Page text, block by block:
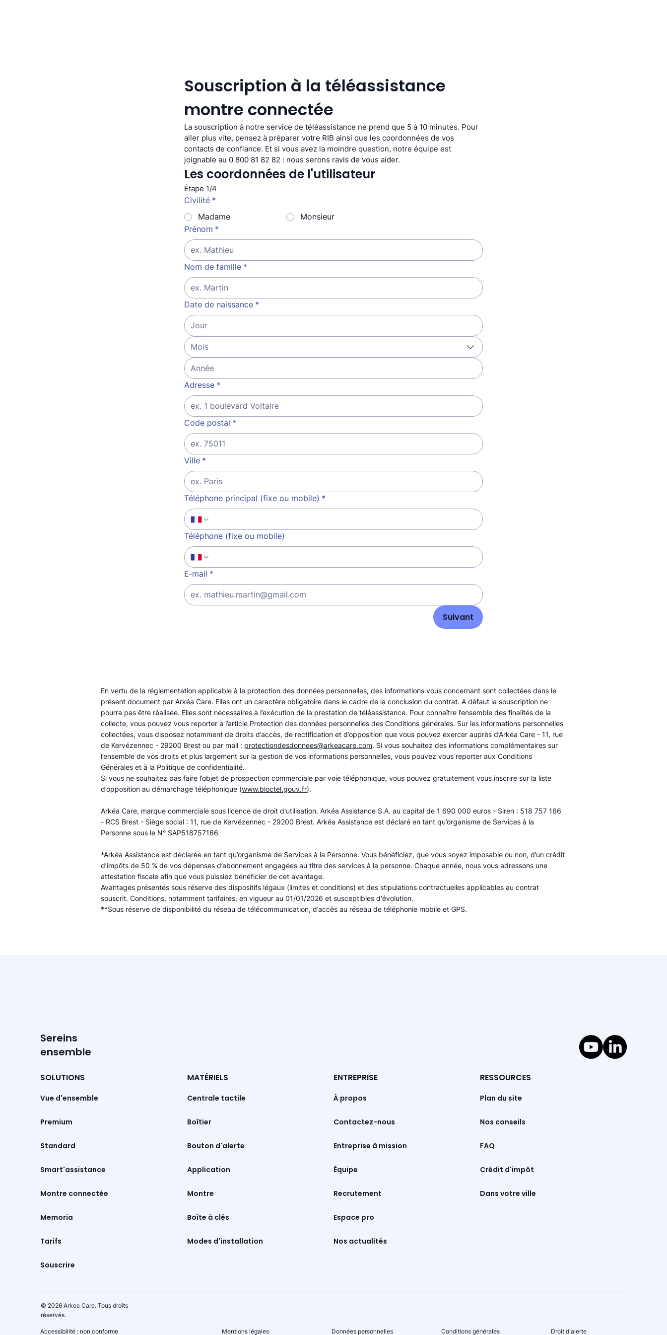
Souscription à la téléassistance
montre connectée
La souscription à notre service de téléassistance ne prend que 5 à 10 minutes. Pour
aller plus vite, pensez à préparer votre RIB ainsi que les coordonnées de vos
contacts de confiance. Et si vous avez la moindre question, notre équipe est
joignable au 0 800 81 82 82 : nous serons ravis de vous aider.
Les coordonnées de l'utilisateur
Étape 1/4
Civilité *
Madame
Monsieur
Prénom *
Nom de famille *
Date de naissance *
Mois
Adresse *
Code postal *
Ville *
Téléphone principal (fixe ou mobile) *
Téléphone (fixe ou mobile)
E‑mail *
Suivant
En vertu de la réglementation applicable à la protection des données personnelles, des informations vous concernant sont collectées dans le
présent document par Arkéa Care. Elles ont un caractère obligatoire dans le cadre de la conclusion du contrat. A défaut la souscription ne
pourra pas être réalisée. Elles sont nécessaires à l’exécution de la prestation de téléassistance. Pour connaître l’ensemble des finalités de la
collecte, vous pouvez vous reporter à l’article Protection des données personnelles des Conditions générales. Sur les informations personnelles
collectées, vous disposez notamment de droits d’accès, de rectification et d’opposition que vous pouvez exercer auprès d’Arkéa Care - 11, rue
de Kervézennec - 29200 Brest ou par mail : protectiondesdonnees@arkeacare.com. Si vous souhaitez des informations complémentaires sur
l’ensemble de vos droits et plus largement sur la gestion de vos informations personnelles, vous pouvez vous reporter aux Conditions
Générales et à la Politique de confidentialité.
Si vous ne souhaitez pas faire l’objet de prospection commerciale par voie téléphonique, vous pouvez gratuitement vous inscrire sur la liste
d’opposition au démarchage téléphonique (www.bloctel.gouv.fr).
​Arkéa Care, marque commerciale sous licence de droit d'utilisation. Arkéa Assistance S.A. au capital de 1 690 000 euros - Siren : 518 757 166
- RCS Brest - Siège social : 11, rue de Kervézennec - 29200 Brest. Arkéa Assistance est déclaré en tant qu’organisme de Services à la
Personne sous le N° SAP518757166
*Arkéa Assistance est déclarée en tant qu’organisme de Services à la Personne. Vous bénéficiez, que vous soyez imposable ou non, d’un crédit
d’impôts de 50 % de vos dépenses d’abonnement engagées au titre des services à la personne. Chaque année, nous vous adressons une
attestation fiscale afin que vous puissiez bénéficier de cet avantage.
Avantages présentés sous réserve des dispositifs légaux (limites et conditions) et des stipulations contractuelles applicables au contrat
souscrit. Conditions, notamment tarifaires, en vigueur au 01/01/2026 et susceptibles d'évolution.
**Sous réserve de disponibilité du réseau de télécommunication, d’accès au réseau de téléphonie mobile et GPS.
Sereins
ensemble
SOLUTIONS
Vue d'ensemble
Premium
Standard
Smart'assistance
Montre connectée
Memoria
Tarifs
Souscrire
MATÉRIELS
Centrale tactile
Boîtier
Bouton d'alerte
Montre
Boîte à clés
Modes d'installation
ENTREPRISE
À propos
Contactez-nous
Entreprise à mission
Équipe
Recrutement
Espace pro
Nos actualités
RESSOURCES
Plan du site
Nos conseils
FAQ
Crédit d'impôt
Dans votre ville
© 2026 Arkea Care. Tous droits
réservés.
Accessibilité : non conforme Mentions légales Données personnelles Conditions générales Droit d'alerte